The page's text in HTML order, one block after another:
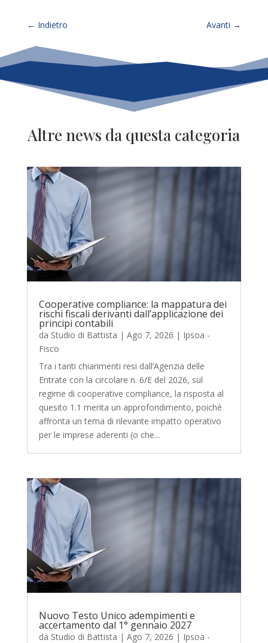
← Indietro Avanti →
Altre news da questa categoria
Cooperative compliance: la mappatura dei
rischi fiscali derivanti dall’applicazione dei
principi contabili
da Studio di Battista | Ago 7, 2026 | Ipsoa -
Fisco
Tra i tanti chiarimenti resi dall’Agenzia delle
Entrate con la circolare n. 6/E del 2026, sul
regime di cooperative compliance, la risposta al
quesito 1.1 merita un approfondimento, poiché
affronta un tema di rilevante impatto operativo
per le imprese aderenti (o che...
Nuovo Testo Unico adempimenti e
accertamento dal 1° gennaio 2027
da Studio di Battista | Ago 7, 2026 | Ipsoa -